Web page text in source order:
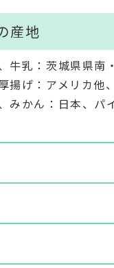
産地
牛乳：茨城県県南
揚げ：アメリカ他
みかん：日本、パ